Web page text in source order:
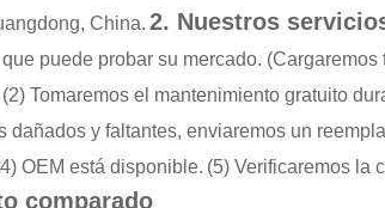
China. 2. Nuestros
puede probar su mercado. (Cargaremos
(2) Tomaremos el mantenimiento gratuito
dañados y faltantes, enviaremos un
OEM está disponible. (5) Verificaremos la
comparado